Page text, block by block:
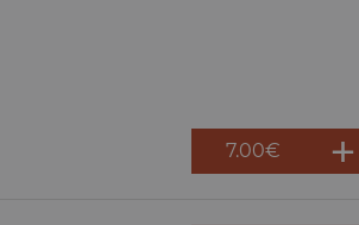
7.00€